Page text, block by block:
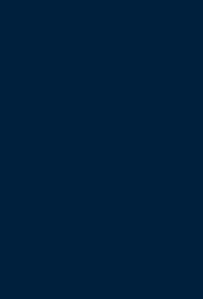
ООО «Спорт Форум»
для детей
С
«СПОРТ
CLASS)